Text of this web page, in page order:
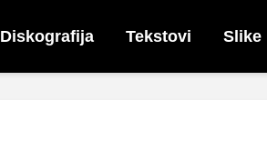
Diskografija Tekstovi Slike